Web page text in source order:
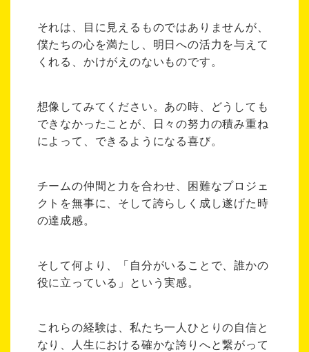
それは、目に見えるものではありませんが、
僕たちの心を満たし、明日への活力を与えて
くれる、かけがえのないものです。
想像してみてください。あの時、どうしても
できなかったことが、日々の努力の積み重ね
によって、できるようになる喜び。
チームの仲間と力を合わせ、困難なプロジェ
クトを無事に、そして誇らしく成し遂げた時
の達成感。
そして何より、「自分がいることで、誰かの
役に立っている」という実感。
これらの経験は、私たち一人ひとりの自信と
なり、人生における確かな誇りへと繋がって